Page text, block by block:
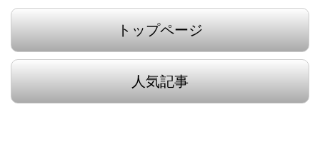
トップページ
人気記事